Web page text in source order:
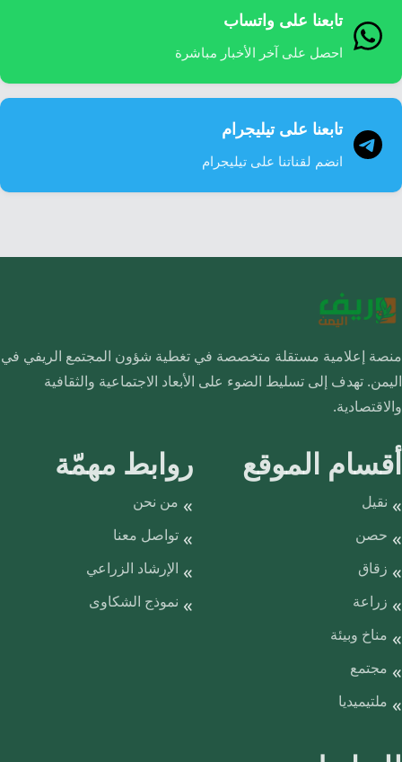
تابعنا على واتساب
احصل على آخر الأخبار مباشرة
تابعنا على تيليجرام
انضم لقناتنا على تيليجرام
منصة إعلامية مستقلة متخصصة في تغطية شؤون المجتمع الريفي في
اليمن. تهدف إلى تسليط الضوء على الأبعاد الاجتماعية والثقافية
والاقتصادية.
أقسام الموقع
نقيل
حصن
زقاق
زراعة
مناخ وبيئة
مجتمع
ملتيميديا
روابط مهمّة
من نحن
تواصل معنا
الإرشاد الزراعي
نموذج الشكاوى